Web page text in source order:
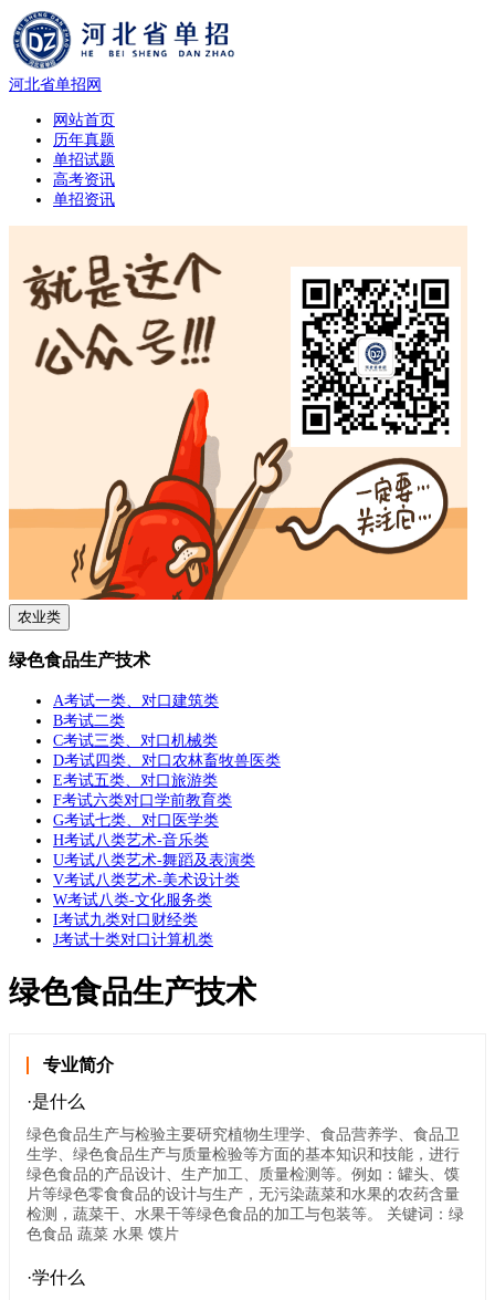
河北省单招网
网站首页
历年真题
单招试题
高考资讯
单招资讯
农业类
绿色食品生产技术
A考试一类、对口建筑类
B考试二类
C考试三类、对口机械类
D考试四类、对口农林畜牧兽医类
E考试五类、对口旅游类
F考试六类对口学前教育类
G考试七类、对口医学类
H考试八类艺术-音乐类
U考试八类艺术-舞蹈及表演类
V考试八类艺术-美术设计类
W考试八类-文化服务类
I考试九类对口财经类
J考试十类对口计算机类
绿色食品生产技术
专业简介
·是什么
绿色食品生产与检验主要研究植物生理学、食品营养学、食品卫
生学、绿色食品生产与质量检验等方面的基本知识和技能，进行
绿色食品的产品设计、生产加工、质量检测等。例如：罐头、馍
片等绿色零食食品的设计与生产，无污染蔬菜和水果的农药含量
检测，蔬菜干、水果干等绿色食品的加工与包装等。 关键词：绿
色食品 蔬菜 水果 馍片
·学什么